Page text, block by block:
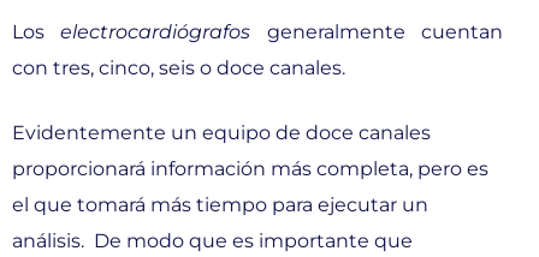
Loselectrocardiógrafos generalmente cuentan
con tres, cinco, seis o doce canales.
Evidentemente un equipo de doce canales
proporcionará información más completa, pero es
el que tomará más tiempo para ejecutar un
análisis. De modo que es importante que